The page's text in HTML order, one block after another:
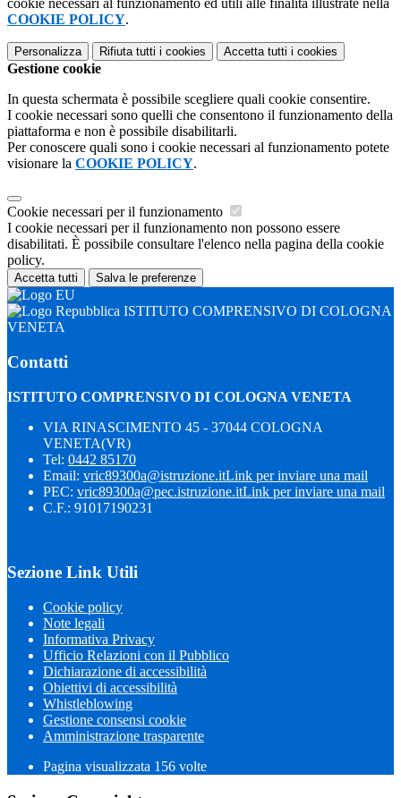
cookie necessari al funzionamento ed utili alle finalità illustrate nella
COOKIE POLICY.
Personalizza Rifiuta tutti i cookies Accetta tutti i cookies
Gestione cookie
In questa schermata è possibile scegliere quali cookie consentire.
I cookie necessari sono quelli che consentono il funzionamento della
piattaforma e non è possibile disabilitarli.
Per conoscere quali sono i cookie necessari al funzionamento potete
visionare la COOKIE POLICY.
Cookie necessari per il funzionamento
I cookie necessari per il funzionamento non possono essere
disabilitati. È possibile consultare l'elenco nella pagina della cookie
policy.
Accetta tutti Salva le preferenze
ISTITUTO COMPRENSIVO DI COLOGNA
VENETA
Contatti
ISTITUTO COMPRENSIVO DI COLOGNA VENETA
VIA RINASCIMENTO 45 - 37044 COLOGNA
VENETA(VR)
Tel: 0442 85170
Email: vric89300a@istruzione.itLink per inviare una mail
PEC: vric89300a@pec.istruzione.itLink per inviare una mail
C.F.: 91017190231
Sezione Link Utili
Cookie policy
Note legali
Informativa Privacy
Ufficio Relazioni con il Pubblico
Dichiarazione di accessibilità
Obiettivi di accessibilità
Whistleblowing
Gestione consensi cookie
Amministrazione trasparente
Pagina visualizzata 156 volte